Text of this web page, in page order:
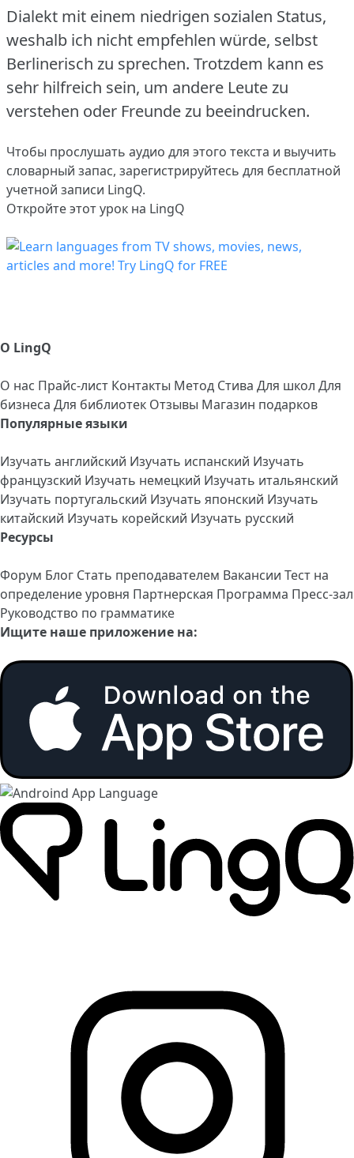
Dialekt mit einem niedrigen sozialen Status,
weshalb ich nicht empfehlen würde, selbst
Berlinerisch zu sprechen. Trotzdem kann es
sehr hilfreich sein, um andere Leute zu
verstehen oder Freunde zu beeindrucken.
Чтобы прослушать аудио для этого текста и выучить
словарный запас, зарегистрируйтесь для бесплатной
учетной записи LingQ.
Откройте этот урок на LingQ
О LingQ
О нас Прайс-лист Контакты Метод Стива Для школ Для
бизнеса Для библиотек Отзывы Магазин подарков
Популярные языки
Изучать английский Изучать испанский Изучать
французский Изучать немецкий Изучать итальянский
Изучать португальский Изучать японский Изучать
китайский Изучать корейский Изучать русский
Ресурсы
Форум Блог Стать преподавателем Вакансии Тест на
определение уровня Партнерская Программа Пресс-зал
Руководство по грамматике
Ищите наше приложение на: